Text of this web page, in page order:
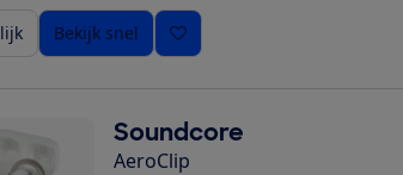
Bekijk snel
Soundcore
AeroClip